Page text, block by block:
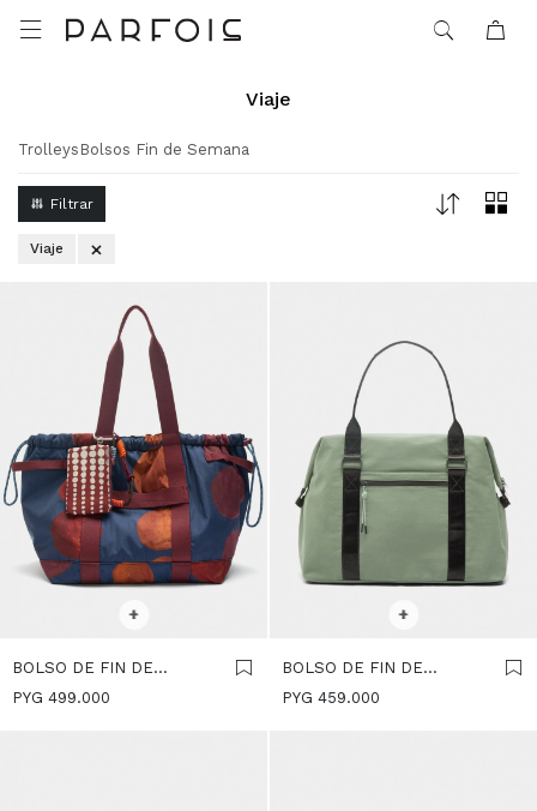

Viaje
Trolleys Bolsos Fin de Semana
Viaje
+
BOLSO DE FIN DE
SEMANA DE NYLON
PYG 499.000
+
BOLSO DE FIN DE
SEMANA DE NYLON -
PYG 459.000